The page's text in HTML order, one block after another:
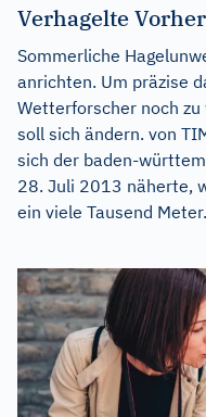
Verhagelte
Sommerliche
anrichten. Um präzise
Wetterforscher noch zu
soll sich ändern. von
sich der baden-
28. Juli 2013 näherte,
ein viele Tausend